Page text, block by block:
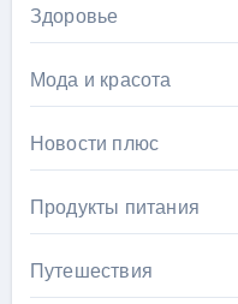
Здоровье
Мода и красота
Новости плюс
Продукты питания
Путешествия